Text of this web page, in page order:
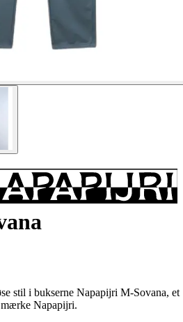
stil i bukserne Napapijri M-Sovana, et
mærke Napapijri.